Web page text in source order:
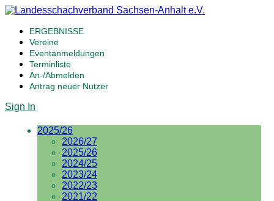
ERGEBNISSE
Vereine
Eventanmeldungen
Terminliste
An-/Abmelden
Antrag neuer Nutzer
Sign In
2025/26
2026/27
2025/26
2024/25
2023/24
2022/23
2021/22